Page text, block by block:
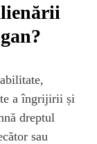
a îngrijirii și
dreptul
sau